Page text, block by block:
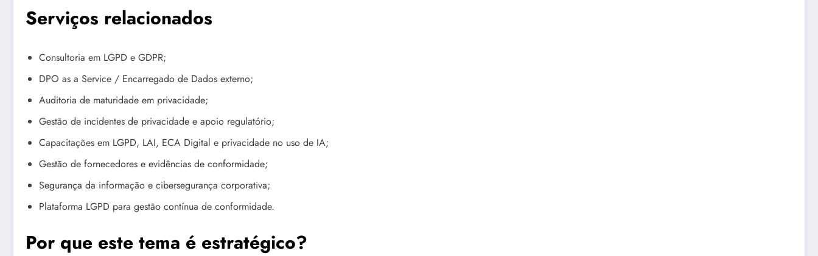
Serviços relacionados
Consultoria em LGPD e GDPR;
DPO as a Service / Encarregado de Dados externo;
Auditoria de maturidade em privacidade;
Gestão de incidentes de privacidade e apoio regulatório;
Capacitações em LGPD, LAI, ECA Digital e privacidade no uso de IA;
Gestão de fornecedores e evidências de conformidade;
Segurança da informação e cibersegurança corporativa;
Plataforma LGPD para gestão contínua de conformidade.
Por que este tema é estratégico?